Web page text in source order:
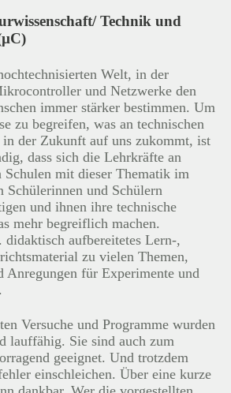
Technik und
Welt, in der
und Netzwerke den
immer stärker bestimmen. Um
zu begreifen, was an technischen
in der Zukunft auf uns zukommt, ist
dass sich die Lehrkräfte an
Schulen mit dieser Thematik im
und Schülern
und ihnen ihre technische
mehr begreiflich machen.
aufbereitetes Lern-,
zu vielen Themen,
Anregungen für Experimente und
Versuche und Programme wurden
lauffähig. Sie sind auch zum
geeignet. Und trotzdem
einschleichen. Über eine kurze